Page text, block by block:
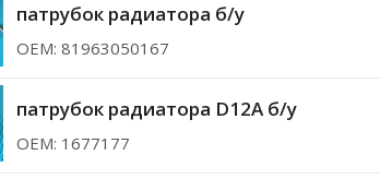
патрубок радиатора б/у
ОЕМ: 81963050167
патрубок радиатора D12A б/у
ОЕМ: 1677177